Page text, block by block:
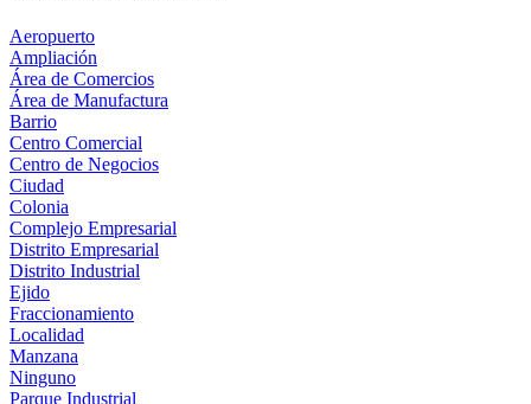
Aeropuerto
Ampliación
Área de Comercios
Área de Manufactura
Barrio
Centro Comercial
Centro de Negocios
Ciudad
Colonia
Complejo Empresarial
Distrito Empresarial
Distrito Industrial
Ejido
Fraccionamiento
Localidad
Manzana
Ninguno
Parque Industrial